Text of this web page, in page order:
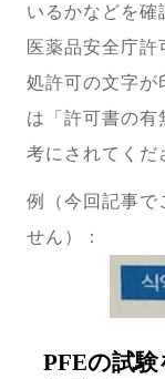
いるかなどを確
医薬品安全庁
処許可の文字が
は「許可書の有
考にされてくだ
例（今回記事で
せん）：
PFEの試